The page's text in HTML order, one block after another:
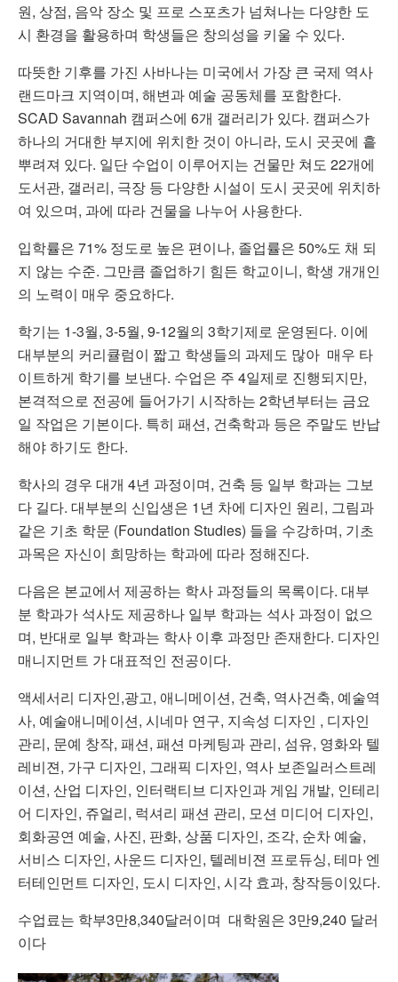
원, 상점, 음악 장소 및 프로 스포츠가 넘쳐나는 다양한 도
시 환경을 활용하며 학생들은 창의성을 키울 수 있다.
따뜻한 기후를 가진 사바나는 미국에서 가장 큰 국제 역사
랜드마크 지역이며, 해변과 예술 공동체를 포함한다.
SCAD Savannah 캠퍼스에 6개 갤러리가 있다. 캠퍼스가
하나의 거대한 부지에 위치한 것이 아니라, 도시 곳곳에 흩
뿌려져 있다. 일단 수업이 이루어지는 건물만 쳐도 22개에
도서관, 갤러리, 극장 등 다양한 시설이 도시 곳곳에 위치하
여 있으며, 과에 따라 건물을 나누어 사용한다.
입학률은 71% 정도로 높은 편이나, 졸업률은 50%도 채 되
지 않는 수준. 그만큼 졸업하기 힘든 학교이니, 학생 개개인
의 노력이 매우 중요하다.
학기는 1-3월, 3-5월, 9-12월의 3학기제로 운영된다. 이에
대부분의 커리큘럼이 짧고 학생들의 과제도 많아 매우 타
이트하게 학기를 보낸다. 수업은 주 4일제로 진행되지만,
본격적으로 전공에 들어가기 시작하는 2학년부터는 금요
일 작업은 기본이다. 특히 패션, 건축학과 등은 주말도 반납
해야 하기도 한다.
학사의 경우 대개 4년 과정이며, 건축 등 일부 학과는 그보
다 길다. 대부분의 신입생은 1년 차에 디자인 원리, 그림과
같은 기초 학문 (Foundation Studies) 들을 수강하며, 기초
과목은 자신이 희망하는 학과에 따라 정해진다.
다음은 본교에서 제공하는 학사 과정들의 목록이다. 대부
분 학과가 석사도 제공하나 일부 학과는 석사 과정이 없으
며, 반대로 일부 학과는 학사 이후 과정만 존재한다. 디자인
매니지먼트 가 대표적인 전공이다.
액세서리 디자인,광고, 애니메이션, 건축, 역사건축, 예술역
사, 예술애니메이션, 시네마 연구, 지속성 디자인 , 디자인
관리, 문예 창작, 패션, 패션 마케팅과 관리, 섬유, 영화와 텔
레비젼, 가구 디자인, 그래픽 디자인, 역사 보존일러스트레
이션, 산업 디자인, 인터랙티브 디자인과 게임 개발, 인테리
어 디자인, 쥬얼리, 럭셔리 패션 관리, 모션 미디어 디자인,
회화공연 예술, 사진, 판화, 상품 디자인, 조각, 순차 예술,
서비스 디자인, 사운드 디자인, 텔레비젼 프로듀싱, 테마 엔
터테인먼트 디자인, 도시 디자인, 시각 효과, 창작등이있다.
수업료는 학부3만8,340달러이며 대학원은 3만9,240 달러
이다